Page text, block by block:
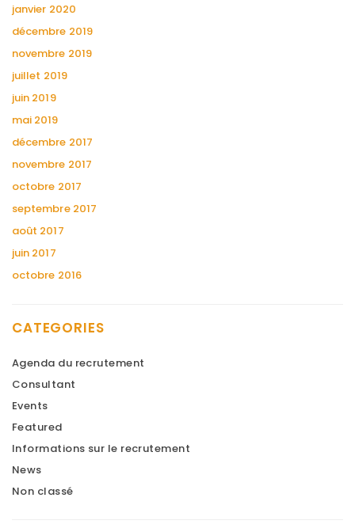
janvier 2020
décembre 2019
novembre 2019
juillet 2019
juin 2019
mai 2019
décembre 2017
novembre 2017
octobre 2017
septembre 2017
août 2017
juin 2017
octobre 2016
CATEGORIES
Agenda du recrutement
Consultant
Events
Featured
Informations sur le recrutement
News
Non classé